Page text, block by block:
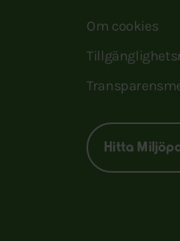
Om cookies
Hitta